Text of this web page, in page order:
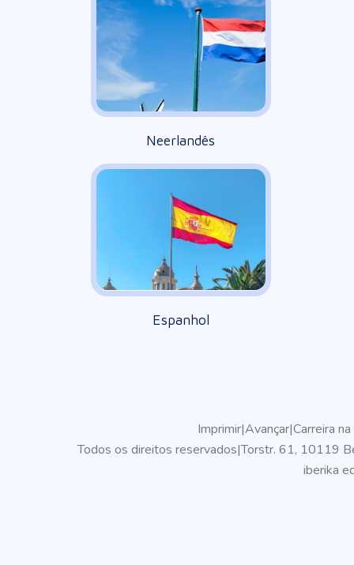
Neerlandês
Espanhol
Imprimir|Avançar|Carreira
Todos os direitos reservados|Torstr. 61, 10119
iberika